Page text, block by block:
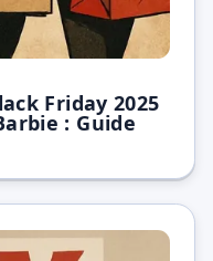
Friday 2025
: Guide